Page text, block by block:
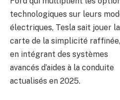
technologiques sur leurs
électriques, Tesla sait jouer la
carte de la simplicité
en intégrant des systèmes
avancés d’aides à la conduite
actualisés en 2025.